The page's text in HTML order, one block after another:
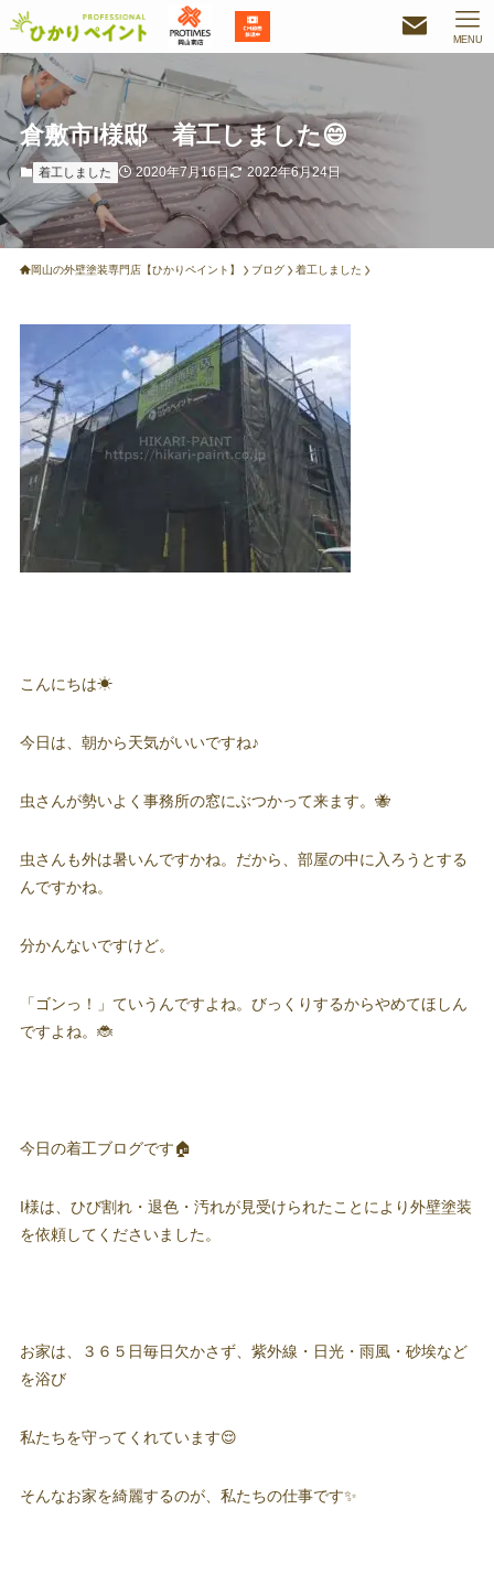
MENU
倉敷市I様邸 着工しました😄
着工しました 2020年7月16日 2022年6月24日
岡山の外壁塗装専門店【ひかりペイント】 ブログ 着工しました
こんにちは☀
今日は、朝から天気がいいですね♪
虫さんが勢いよく事務所の窓にぶつかって来ます。🐝
虫さんも外は暑いんですかね。だから、部屋の中に入ろうとする
んですかね。
分かんないですけど。
「ゴンっ！」ていうんですよね。びっくりするからやめてほしん
ですよね。🐞
今日の着工ブログです🏠
I様は、ひび割れ・退色・汚れが見受けられたことにより外壁塗装
を依頼してくださいました。
お家は、３６５日毎日欠かさず、紫外線・日光・雨風・砂埃など
を浴び
私たちを守ってくれています😌
そんなお家を綺麗するのが、私たちの仕事です✨